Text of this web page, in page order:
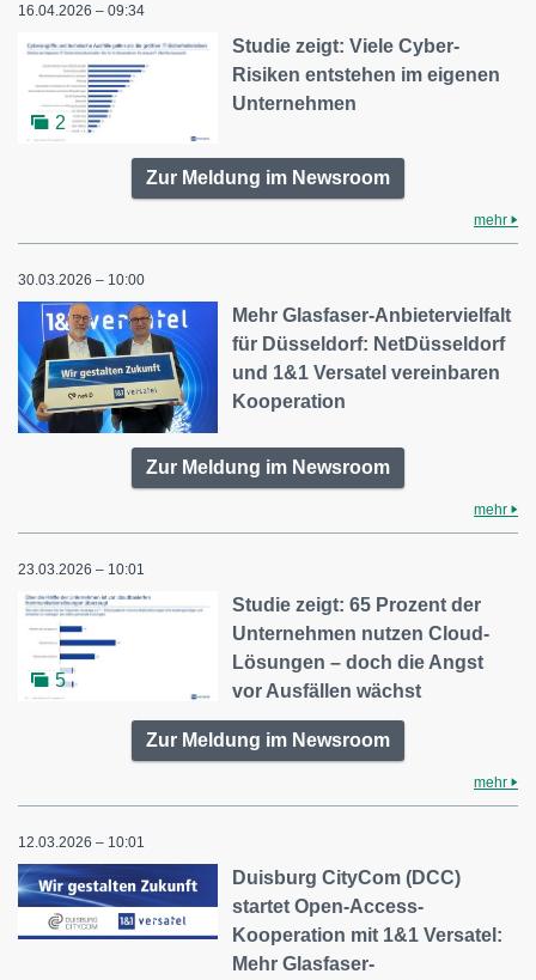
16.04.2026 – 09:34
2
Studie zeigt: Viele Cyber-
Risiken entstehen im eigenen
Unternehmen
Zur Meldung im Newsroom
mehr
30.03.2026 – 10:00
Mehr Glasfaser-Anbietervielfalt
für Düsseldorf: NetDüsseldorf
und 1&1 Versatel vereinbaren
Kooperation
Zur Meldung im Newsroom
mehr
23.03.2026 – 10:01
5
Studie zeigt: 65 Prozent der
Unternehmen nutzen Cloud-
Lösungen – doch die Angst
vor Ausfällen wächst
Zur Meldung im Newsroom
mehr
12.03.2026 – 10:01
Duisburg CityCom (DCC)
startet Open-Access-
Kooperation mit 1&1 Versatel:
Mehr Glasfaser-